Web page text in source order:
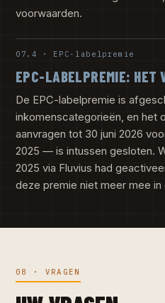
voorwaarden.
07.4 · EPC-labelpremie
EPC-LABELPREMIE: HET
De EPC-labelpremie is
inkomenscategorieën, en het
aanvragen tot 30 juni 2026
2025 — is intussen gesloten.
2025 via Fluvius had
deze premie niet meer mee
08 · VRAGEN